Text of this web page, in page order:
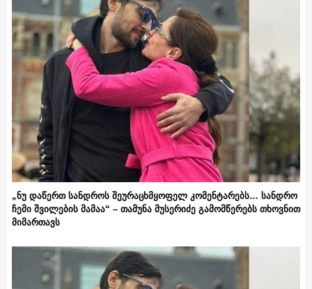
„ნუ დაწერთ სანდროს შეურაცხმყოფელ კომენტარებს… სანდრო
ჩემი შვილების მამაა“ – თამუნა მუსერიძე გამომწერებს თხოვნით
მიმართავს